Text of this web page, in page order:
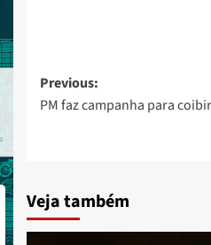
Post
navigation
Previous:
PM faz campanha para
Veja também